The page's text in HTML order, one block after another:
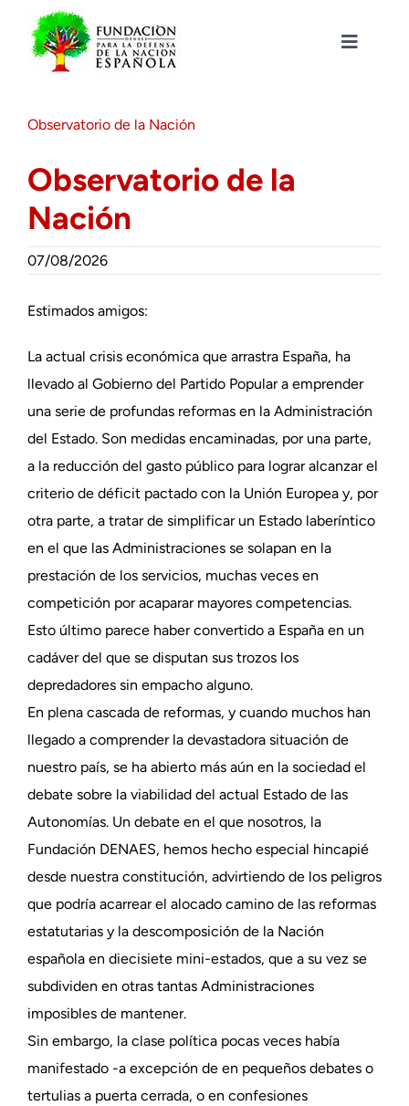
contenido
Toggle
Actualidad
Actividades
Observatorio de la Nación
Observatorio de la
Nación
07/08/2026
Estimados amigos:
La actual crisis económica que arrastra España, ha
llevado al Gobierno del Partido Popular a emprender
una serie de profundas reformas en la Administración
del Estado. Son medidas encaminadas, por una parte,
a la reducción del gasto público para lograr alcanzar el
criterio de déficit pactado con la Unión Europea y, por
otra parte, a tratar de simplificar un Estado laberíntico
en el que las Administraciones se solapan en la
prestación de los servicios, muchas veces en
competición por acaparar mayores competencias.
Esto último parece haber convertido a España en un
cadáver del que se disputan sus trozos los
depredadores sin empacho alguno.
En plena cascada de reformas, y cuando muchos han
llegado a comprender la devastadora situación de
nuestro país, se ha abierto más aún en la sociedad el
debate sobre la viabilidad del actual Estado de las
Autonomías. Un debate en el que nosotros, la
Fundación DENAES, hemos hecho especial hincapié
desde nuestra constitución, advirtiendo de los peligros
que podría acarrear el alocado camino de las reformas
estatutarias y la descomposición de la Nación
española en diecisiete mini-estados, que a su vez se
subdividen en otras tantas Administraciones
imposibles de mantener.
Sin embargo, la clase política pocas veces había
manifestado -a excepción de en pequeños debates o
tertulias a puerta cerrada, o en confesiones